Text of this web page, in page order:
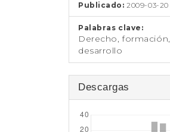
artículo
Publicado:2009-03-20
Palabras clave:
Derecho, formación,
desarrollo
Descargas